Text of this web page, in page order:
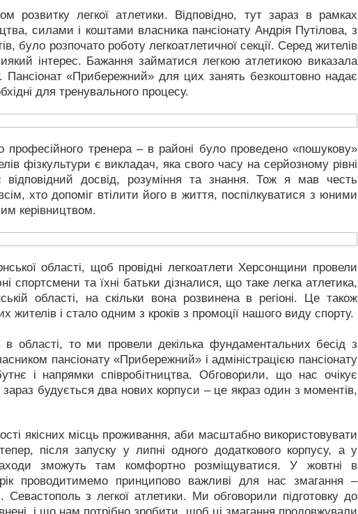
розвитку легкої атлетики. Відповідно, тут зараз в рамках
силами і коштами власника пансіонату Андрія Путілова, з
було розпочато роботу легкоатлетичної секції. Серед жителів
інтерес. Бажання займатися легкою атлетикою виказала
Пансіонат «Прибережний» для цих занять безкоштовно надає
для тренувального процесу.
тренера – в районі було проведено «пошукову»
фізкультури є викладач, яка свого часу на серйозному рівні
досвід, розуміння та знання. Тож я мав честь
хто допоміг втілити його в життя, поспілкуватися з юними
керівництвом.
області, щоб провідні легкоатлети Херсонщини провели
спортсмени та їхні батьки дізналися, що таке легка атлетика,
області, на скільки вона розвинена в регіоні. Це також
жителів і стало одним з кроків з промоції нашого виду спорту.
області, то ми провели декілька фундаментальних бесід з
пансіонату «Прибережний» і адміністрацією пансіонату
і напрямки співробітництва. Обговорили, що нас очікує
будується два нових корпуси – це якраз один з моментів,
якісних місць проживання, аби масштабно використовувати
після запуску у липні одного додаткового корпусу, а у
заходи зможуть там комфортно розміщуватися. У жовтні в
проводитимемо принципово важливі для нас змагання –
з легкої атлетики. Ми обговорили підготовку до